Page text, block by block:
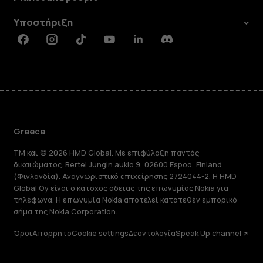
Υποστήριξη
FacebookInstagramTiktokYoutubeLinkedinDiscord
Greece
TM και © 2026 HMD Global. Με επιφύλαξη παντός
δικαιώματος. Bertel Jungin aukio 9, 02600 Espoo, Finland
(Φινλανδία). Αναγνωριστικό επιχείρησης 2724044-2. Η HMD
Global Oy είναι ο κάτοχος άδειας της επωνυμίας Nokia για
τηλέφωνα. Η επωνυμία Nokia αποτελεί κατατεθέν εμπορικό
σήμα της Nokia Corporation.
ΌροιΑπόρρητοCookie settingsΔεοντολογίαSpeak Up channel